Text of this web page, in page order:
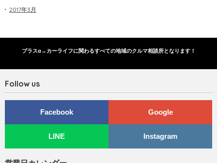
2017年3月
プラスα→カーライフに関わるすべての地域のクルマ相談所となります！
Follow us
Facebook Google
LINE Instagram